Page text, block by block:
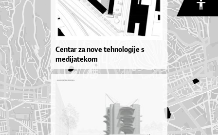
Centar za nove tehnologije s
medijatekom